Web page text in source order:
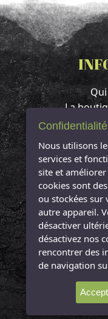
La
12
Nous utilisons
services et
site et
cookies sont
ou stockées
autre appareil.
désactiver
désactivez nos
rencontrer des
de navigation